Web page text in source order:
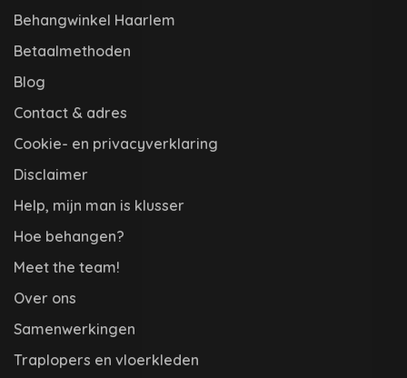
Behangwinkel Haarlem
Betaalmethoden
Blog
Contact & adres
Cookie- en privacyverklaring
Disclaimer
Help, mijn man is klusser
Hoe behangen?
Meet the team!
Over ons
Samenwerkingen
Traplopers en vloerkleden